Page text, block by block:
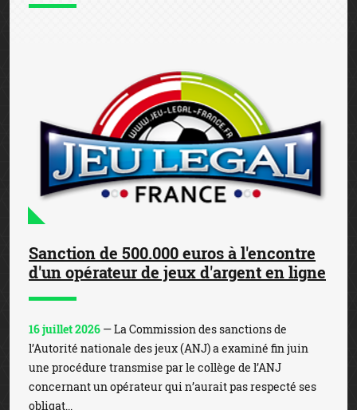
Sanction de 500.000 euros à l'encontre
d'un opérateur de jeux d'argent en ligne
16 juillet 2026 — La Commission des sanctions de
l’Autorité nationale des jeux (ANJ) a examiné fin juin
une procédure transmise par le collège de l’ANJ
concernant un opérateur qui n’aurait pas respecté ses
obligat...